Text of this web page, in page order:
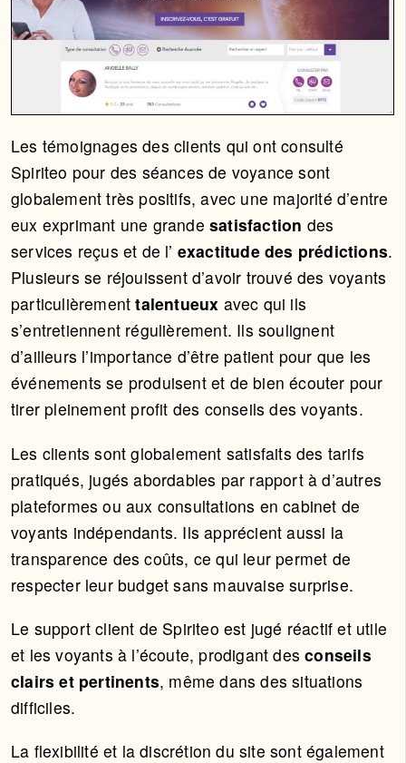
Les témoignages des clients qui ont consulté
Spiriteo pour des séances de voyance sont
globalement très positifs, avec une majorité d’entre
eux exprimant une grande satisfaction des
services reçus et de l’ exactitude des prédictions.
Plusieurs se réjouissent d’avoir trouvé des voyants
particulièrementtalentueux avec qui ils
s’entretiennent régulièrement. Ils soulignent
d’ailleurs l’importance d’être patient pour que les
événements se produisent et de bien écouter pour
tirer pleinement profit des conseils des voyants.
Les clients sont globalement satisfaits des tarifs
pratiqués, jugés abordables par rapport à d’autres
plateformes ou aux consultations en cabinet de
voyants indépendants. Ils apprécient aussi la
transparence des coûts, ce qui leur permet de
respecter leur budget sans mauvaise surprise.
Le support client de Spiriteo est jugé réactif et utile
et les voyants à l’écoute, prodigant desconseils
clairs et pertinents, même dans des situations
difficiles.
La flexibilité et la discrétion du site sont également